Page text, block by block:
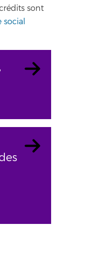
sont
social